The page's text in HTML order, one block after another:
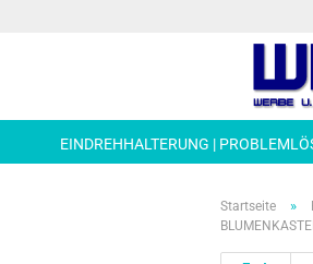
EINDREHHALTERUNG |
Startseite »